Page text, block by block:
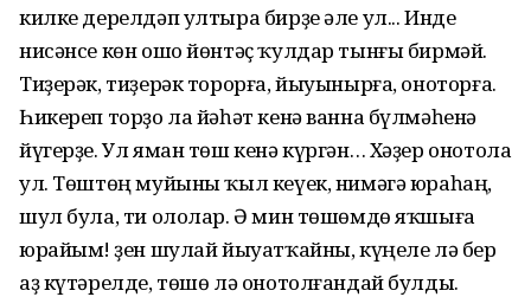
килке дерелдәп ултыра бирҙе әле ул... Инде
нисәнсе көн ошо йөнтәҫ ҡулдар тынғы бирмәй.
Тиҙерәк, тиҙерәк торорға, йыуынырға, оноторға.
Һикереп торҙо ла йәһәт кенә ванна бүлмәһенә
йүгерҙе. Ул яман төш кенә күргән… Хәҙер онотола
ул. Төштөң муйыны ҡыл кеүек, нимәгә юраһаң,
шул була, ти ололар. Ә мин төшөмдө яҡшыға
юрайым! Үҙен шулай йыуатҡайны, күңеле лә бер
аҙ күтәрелде, төшө лә онотолғандай булды.